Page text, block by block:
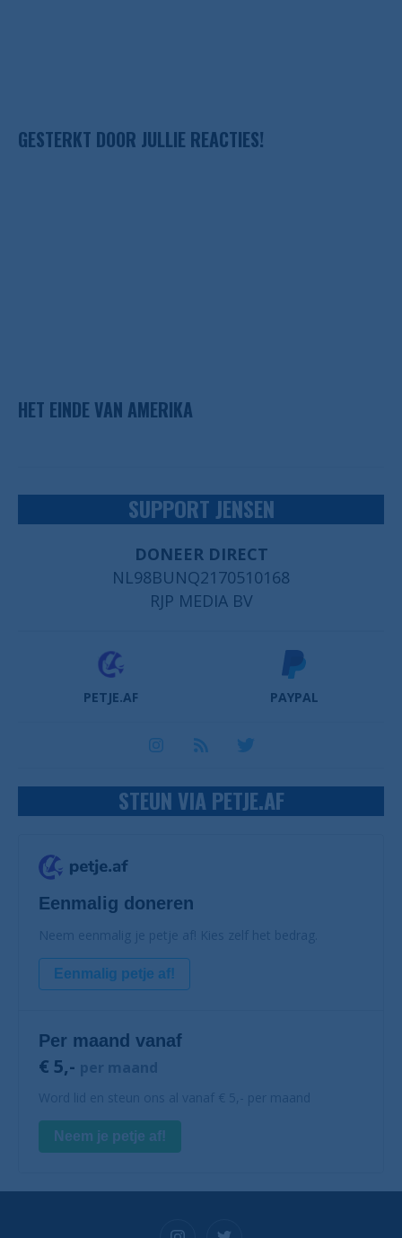
GESTERKT DOOR JULLIE REACTIES!
HET EINDE VAN AMERIKA
SUPPORT JENSEN
DONEER DIRECT
NL98BUNQ2170510168
RJP MEDIA BV
PETJE.AF PAYPAL
STEUN VIA PETJE.AF
Eenmalig doneren
Neem eenmalig je petje af! Kies zelf het bedrag.
Eenmalig petje af!
Per maand vanaf
€ 5,- per maand
Word lid en steun ons al vanaf € 5,- per maand
Neem je petje af!